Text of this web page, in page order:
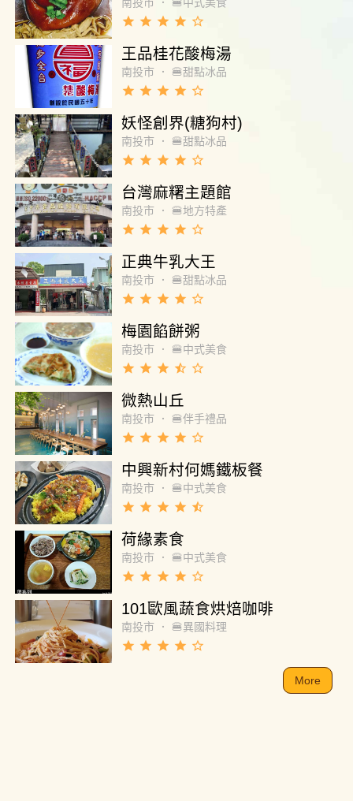
南投市 ． 🍔中式美食
grade grade grade grade star_border
王品桂花酸梅湯
南投市 ． 🍔甜點冰品
grade grade grade grade star_border
妖怪創界(糖狗村)
南投市 ． 🍔甜點冰品
grade grade grade grade star_border
台灣麻糬主題館
南投市 ． 🍔地方特產
grade grade grade grade star_border
正典牛乳大王
南投市 ． 🍔甜點冰品
grade grade grade grade star_border
梅園餡餅粥
南投市 ． 🍔中式美食
grade grade grade star_half star_border
微熱山丘
南投市 ． 🍔伴手禮品
grade grade grade grade star_border
中興新村何媽鐵板餐
南投市 ． 🍔中式美食
grade grade grade grade star_half
荷緣素食
南投市 ． 🍔中式美食
grade grade grade grade star_border
101歐風蔬食烘焙咖啡
南投市 ． 🍔異國料理
grade grade grade grade star_border
More